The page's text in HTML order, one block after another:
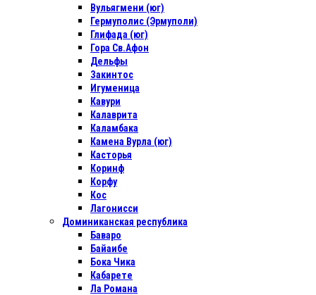
Вульягмени (юг)
Гермуполис (Эрмуполи)
Глифада (юг)
Гора Св.Афон
Дельфы
Закинтос
Игуменица
Кавури
Калаврита
Каламбака
Камена Вурла (юг)
Касторья
Коринф
Корфу
Кос
Лагонисси
Доминиканская республика
Баваро
Байаибе
Бока Чика
Кабарете
Ла Романа